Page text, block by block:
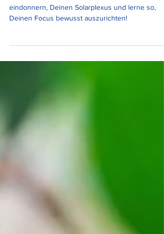
Stärke in einer Zeit, wo viele Nachrichten auf uns
eindonnern, Deinen Solarplexus und lerne so,